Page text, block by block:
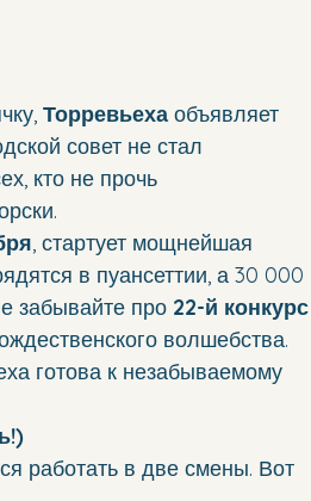
Торревьеха объявляет
совет не стал
кто не прочь
, стартует мощнейшая
в пуансеттии, а 30 000
забывайте про 22-й конкурс
волшебства.
готова к незабываемому
работать в две смены. Вот